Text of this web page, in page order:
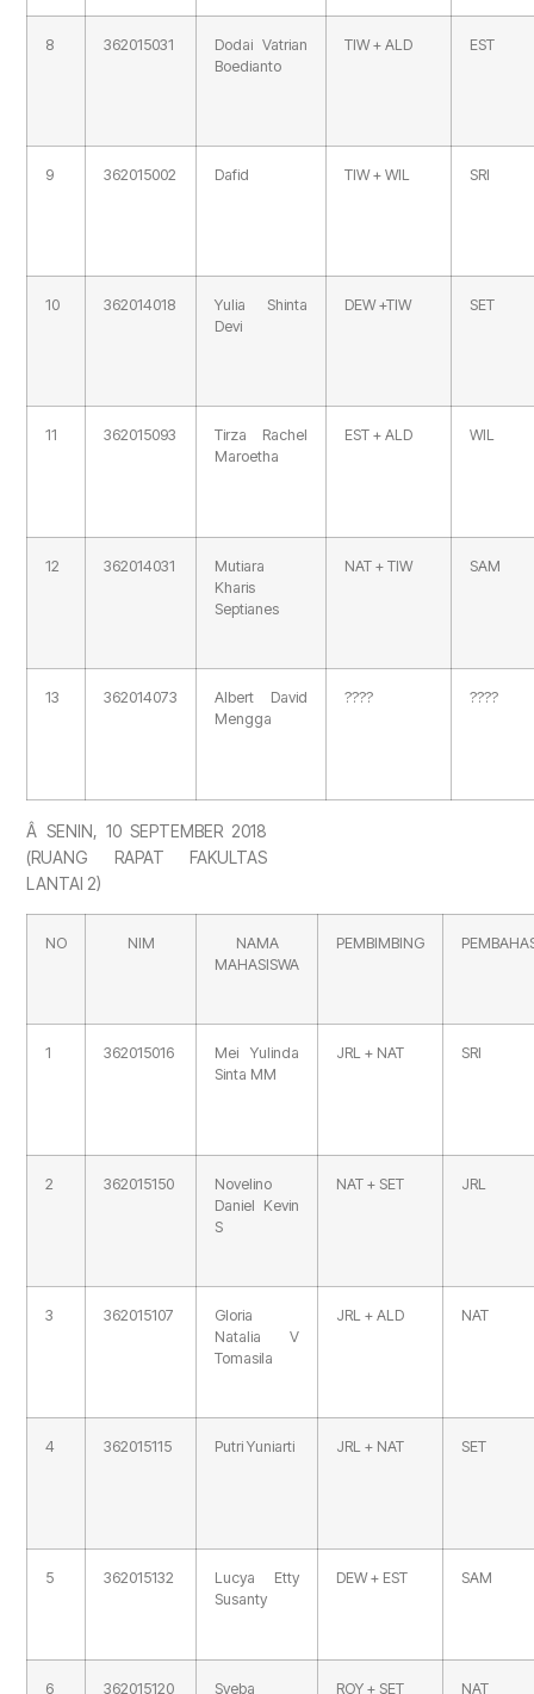
8 362015031
Dodai Vatrian
Boedianto
TIW + ALD EST
9 362015002 Dafid TIW + WIL SRI
10 362014018
Yulia Shinta
Devi
DEW +TIW SET
11 362015093
Tirza Rachel
Maroetha
EST + ALD WIL
12 362014031
Mutiara
Kharis
Septianes
NAT + TIW SAM
13 362014073
Albert David
Mengga
???? ????
Â SENIN, 10 SEPTEMBER 2018
(RUANG RAPAT FAKULTAS
LANTAI 2)
NO NIM
NAMA
MAHASISWA
PEMBIMBING
1 362015016
Mei Yulinda
Sinta MM
JRL + NAT SRI
2 362015150
Novelino
Daniel Kevin
S
NAT + SET JRL
3 362015107
Gloria
Natalia V
Tomasila
JRL + ALD NAT
4 362015115 Putri Yuniarti JRL + NAT SET
5 362015132
Lucya Etty
Susanty
DEW + EST SAM
6 362015120 Syeba ROY + SET NAT